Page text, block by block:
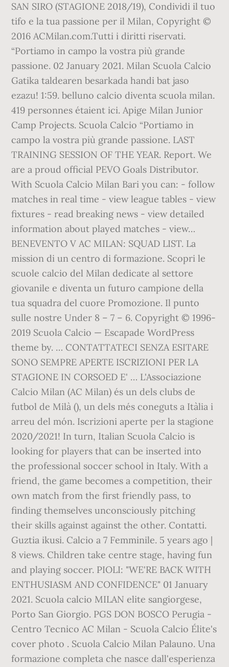
SAN SIRO (STAGIONE 2018/19), Condividi il tuo
tifo e la tua passione per il Milan, Copyright ©
2016 ACMilan.com.Tutti i diritti riservati.
“Portiamo in campo la vostra più grande
passione. 02 January 2021. Milan Scuola Calcio
Gatika taldearen besarkada handi bat jaso
ezazu! 1:59. belluno calcio diventa scuola milan.
419 personnes étaient ici. Apige Milan Junior
Camp Projects. Scuola Calcio “Portiamo in
campo la vostra più grande passione. LAST
TRAINING SESSION OF THE YEAR. Report. We
are a proud official PEVO Goals Distributor.
With Scuola Calcio Milan Bari you can: - follow
matches in real time - view league tables - view
fixtures - read breaking news - view detailed
information about played matches - view…
BENEVENTO V AC MILAN: SQUAD LIST. La
mission di un centro di formazione. Scopri le
scuole calcio del Milan dedicate al settore
giovanile e diventa un futuro campione della
tua squadra del cuore Promozione. Il punto
sulle nostre Under 8 – 7 – 6. Copyright © 1996-
2019 Scuola Calcio — Escapade WordPress
theme by. … CONTATTATECI SENZA ESITARE
SONO SEMPRE APERTE ISCRIZIONI PER LA
STAGIONE IN CORSOED E' … L'Associazione
Calcio Milan (AC Milan) és un dels clubs de
futbol de Milà (), un dels més coneguts a Itàlia i
arreu del món. Iscrizioni aperte per la stagione
2020/2021! In turn, Italian Scuola Calcio is
looking for players that can be inserted into
the professional soccer school in Italy. With a
friend, the game becomes a competition, their
own match from the first friendly pass, to
finding themselves unconsciously pitching
their skills against against the other. Contatti.
Guztia ikusi. Calcio a 7 Femminile. 5 years ago |
8 views. Children take centre stage, having fun
and playing soccer. PIOLI: "WE'RE BACK WITH
ENTHUSIASM AND CONFIDENCE" 01 January
2021. Scuola calcio MILAN elite sangiorgese,
Porto San Giorgio. PGS DON BOSCO Perugia -
Centro Tecnico AC Milan - Scuola Calcio Élite's
cover photo . Scuola Calcio Milan Palauno. Una
formazione completa che nasce dall'esperienza